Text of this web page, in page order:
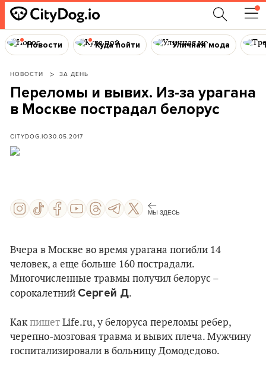
Новости Куда пойти Уличная мода
НОВОСТИ ЗА ДЕНЬ
Переломы и вывих. Из-за урагана
в Москве пострадал белорус
CITYDOG.IO30.05.2017
МЫ ЗДЕСЬ
Вчера в Москве во время урагана погибли 14
человек, а еще больше 160 пострадали.
Многочисленные травмы получил белорус –
сорокалетний Сергей Д.
Какпишет Life.ru, у белоруса переломы ребер,
черепно-мозговая травма и вывих плеча. Мужчину
госпитализировали в больницу Домодедово.